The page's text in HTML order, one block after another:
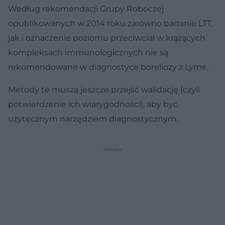
Według rekomendacji Grupy Roboczej
opublikowanych w 2014 roku zarówno badanie LTT,
jak i oznaczenie poziomu przeciwciał w krążących
kompleksach immunologicznych nie są
rekomendowane w diagnostyce boreliozy z Lyme.
Metody te muszą jeszcze przejść walidację (czyli
potwierdzenie ich wiarygodności), aby być
użytecznym narzędziem diagnostycznym.